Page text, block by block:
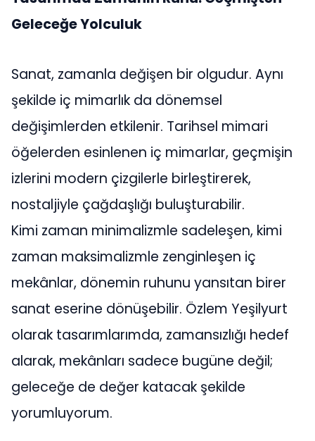
Geleceğe Yolculuk
Sanat, zamanla değişen bir olgudur. Aynı
şekilde iç mimarlık da dönemsel
değişimlerden etkilenir. Tarihsel mimari
öğelerden esinlenen iç mimarlar, geçmişin
izlerini modern çizgilerle birleştirerek,
nostaljiyle çağdaşlığı buluşturabilir.
Kimi zaman minimalizmle sadeleşen, kimi
zaman maksimalizmle zenginleşen iç
mekânlar, dönemin ruhunu yansıtan birer
sanat eserine dönüşebilir. Özlem Yeşilyurt
olarak tasarımlarımda, zamansızlığı hedef
alarak, mekânları sadece bugüne değil;
geleceğe de değer katacak şekilde
yorumluyorum.